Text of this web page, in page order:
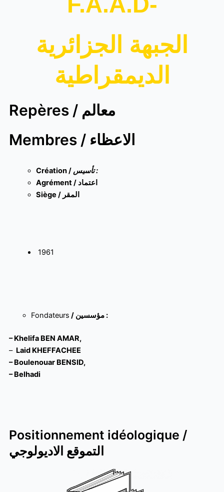
الجبهة الجزائرية
الديمقراطية
Repères / معالم
Membres / الاعظاء
Création /
تأسيس :
Agrément / اعتماد
Siège / المقر
1961
Fondateurs / مؤسسين :
– Khelifa BEN AMAR,
– Laid KHEFFACHEE
– Boulenouar BENSID,
– Belhadi
Positionnement idéologique /
التموقع الاديولوجي